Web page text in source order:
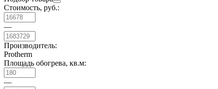
Стоимость, руб.:
—
Производитель:
Protherm
Площадь обогрева, кв.м:
—